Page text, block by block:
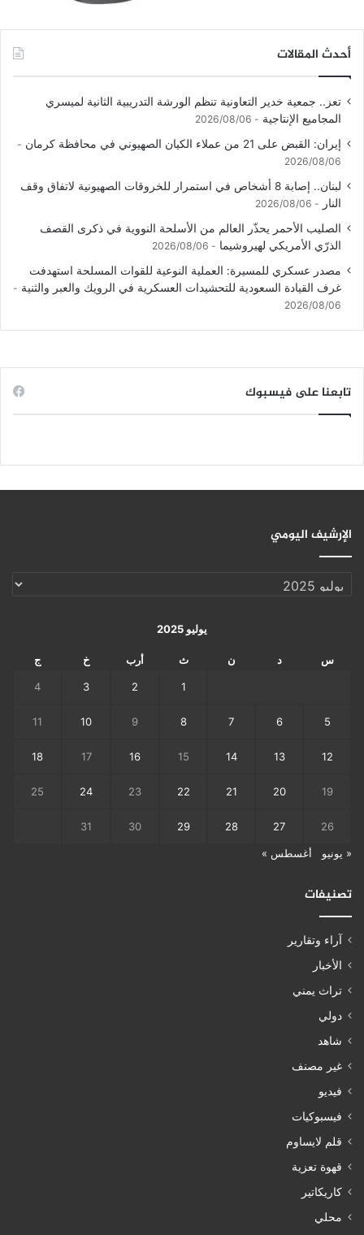
أحدث المقالات
تعز.. جمعية خدير التعاونية تنظم الورشة التدريبية الثانية لميسري
المجاميع الإنتاجية
2026/08/06
إيران: القبض على 21 من عملاء الكيان الصهيوني في محافظة كرمان
2026/08/06
لبنان.. إصابة 8 أشخاص في استمرار للخروقات الصهيونية لاتفاق وقف
النار
2026/08/06
الصليب الأحمر يحذّر العالم من الأسلحة النووية في ذكرى القصف
الذرّي الأمريكي لهيروشيما
2026/08/06
مصدر عسكري للمسيرة: العملية النوعية للقوات المسلحة استهدفت
غرف القيادة السعودية للتحشيدات العسكرية في الرويك والعبر والثنية
2026/08/06
تابعنا على فيسبوك
الإرشيف اليومي
الإرشيف
يوليو 2025
س د ن ث أرب خ ج
1
2
3
4
5
6
7
8
9
10
11
12
13
14
15
16
17
18
19
20
21
22
23
24
25
26
27
28
29
30
31
« يونيو أغسطس »
تصنيفات
آراء وتقارير
الأخبار
تراث يمني
دولي
شاهد
غير مصنف
فيديو
فيسبوكيات
قلم لايساوم
قهوة تعزية
كاريكاتير
محلي